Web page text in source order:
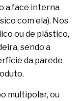
a face interna
com ela). Nos
ou de plástico,
sendo a
da parede
multipolar, ou